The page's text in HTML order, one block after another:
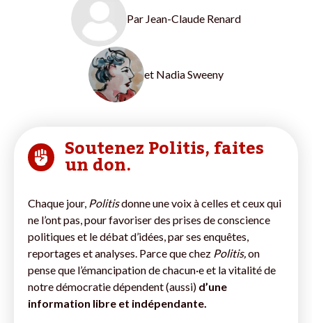
Par Jean-Claude Renard
et Nadia Sweeny
Soutenez Politis, faites
un don.
Chaque jour, Politisdonne une voix à celles et ceux qui
ne l’ont pas, pour favoriser des prises de conscience
politiques et le débat d’idées, par ses enquêtes,
reportages et analyses. Parce que chez Politis, on
pense que l’émancipation de chacun·e et la vitalité de
notre démocratie dépendent (aussi) d’une
information libre et indépendante.